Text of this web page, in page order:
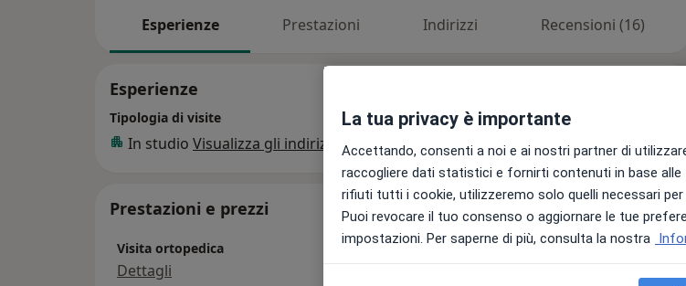
Esperienze Prestazioni Indirizzi Recensioni (16)
Esperienze
Tipologia di visite
In studio Visualizza gli indirizzi (1)
Prestazioni e prezzi
Visita ortopedica
Dettagli
La tua privacy è importante
Accettando, consenti a noi e ai nostri partner di
raccogliere dati statistici e fornirti contenuti in base alle
rifiuti tutti i cookie, utilizzeremo solo quelli necessari
Puoi revocare il tuo consenso o aggiornare le tue
impostazioni. Per saperne di più, consulta la nostra